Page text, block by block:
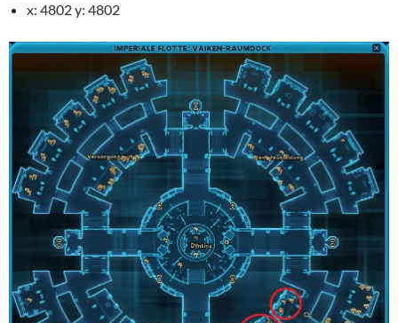
x: 4802 y: 4802